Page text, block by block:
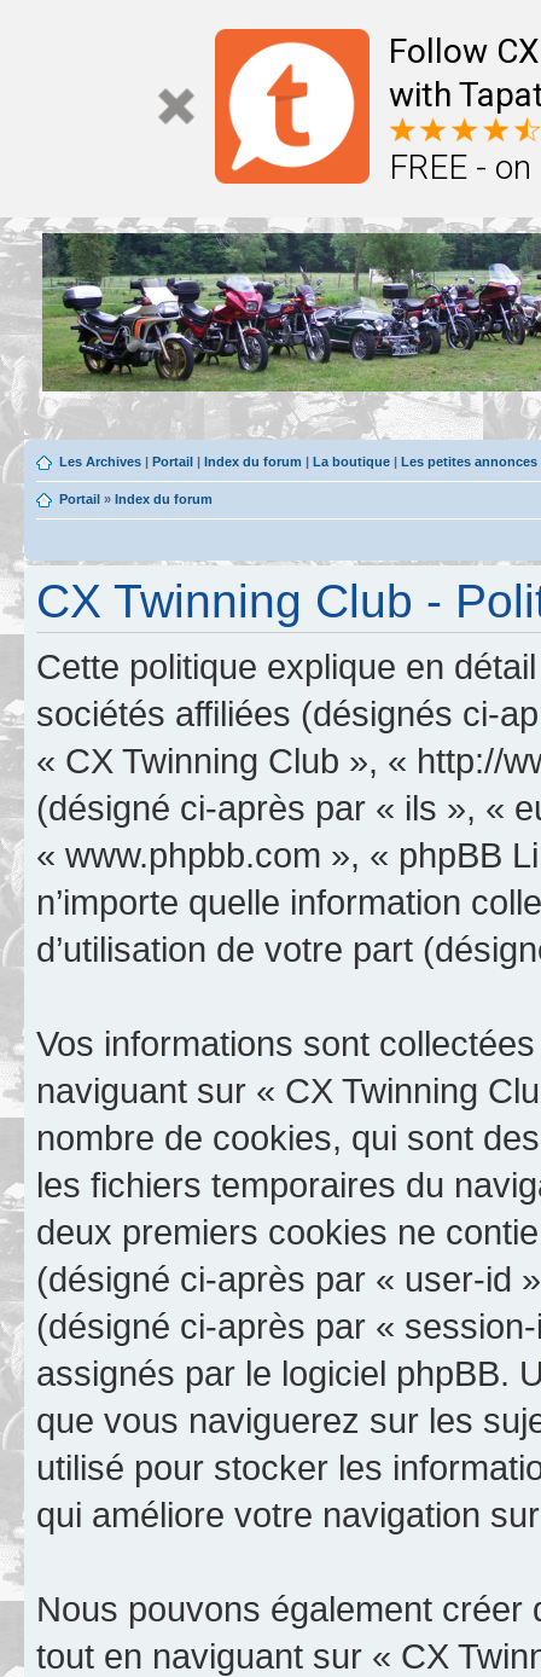
Follow
with
FREE -
Les Archives | Portail | Index du forum | La boutique | Les petites
Portail » Index du forum
CX Twinning Club -
Cette politique explique en
sociétés affiliées (désignés ci-
« CX Twinning Club », « http://
(désigné ci-après par « ils », «
« www.phpbb.com », « phpBB
n’importe quelle information
d’utilisation de votre part
Vos informations sont
naviguant sur « CX Twinning
nombre de cookies, qui sont
les fichiers temporaires du
deux premiers cookies ne
(désigné ci-après par « user-id
(désigné ci-après par «
assignés par le logiciel phpBB.
que vous naviguerez sur les
utilisé pour stocker les
qui améliore votre navigation
Nous pouvons également
tout en naviguant sur « CX